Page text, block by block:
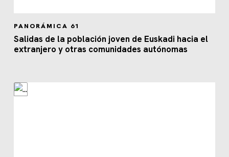
PANORÁMICA 61
Salidas de la población joven de Euskadi hacia el
extranjero y otras comunidades autónomas